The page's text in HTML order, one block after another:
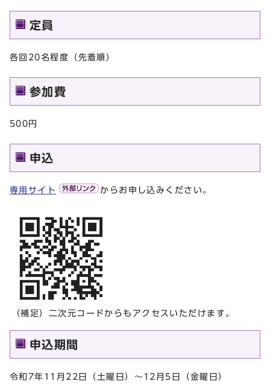
定員
各回20名程度（先着順）
参加費
500円
申込
専用サイト からお申し込みください。
（補足）二次元コードからもアクセスいただけます。
申込期間
令和7年11月22日（土曜日）～12月5日（金曜日）